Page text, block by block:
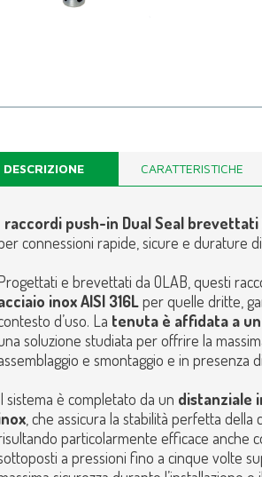
DESCRIZIONE CARATTERISTICHE
raccordi push-in Dual Seal brevettati
connessioni rapide, sicure e durature
e brevettati da OLAB, questi
inox AISI 316Lper quelle dritte,
d’uso. La tenuta è affidata a un
soluzione studiata per offrire la
e smontaggio e in presenza
sistema è completato da un distanziale
, che assicura la stabilità perfetta della
particolarmente efficace anche
a pressioni fino a cinque volte